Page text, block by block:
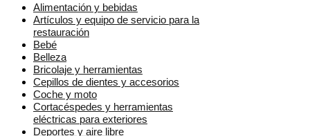
Alimentación y bebidas
Artículos y equipo de servicio para la
restauración
Bebé
Belleza
Bricolaje y herramientas
Cepillos de dientes y accesorios
Coche y moto
Cortacéspedes y herramientas
eléctricas para exteriores
Deportes y aire libre